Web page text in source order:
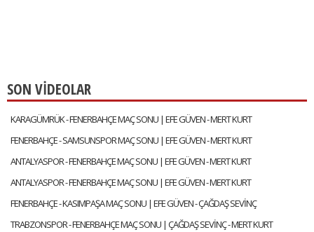
SON VİDEOLAR
KARAGÜMRÜK - FENERBAHÇE MAÇ SONU | EFE GÜVEN - MERT KURT
FENERBAHÇE - SAMSUNSPOR MAÇ SONU | EFE GÜVEN - MERT KURT
ANTALYASPOR - FENERBAHÇE MAÇ SONU | EFE GÜVEN - MERT KURT
ANTALYASPOR - FENERBAHÇE MAÇ SONU | EFE GÜVEN - MERT KURT
FENERBAHÇE - KASIMPAŞA MAÇ SONU | EFE GÜVEN - ÇAĞDAŞ SEVİNÇ
TRABZONSPOR - FENERBAHÇE MAÇ SONU | ÇAĞDAŞ SEVİNÇ - MERT KURT